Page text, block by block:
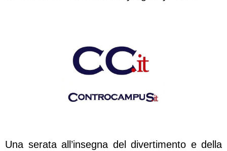
Una serata all’insegna del divertimento e della